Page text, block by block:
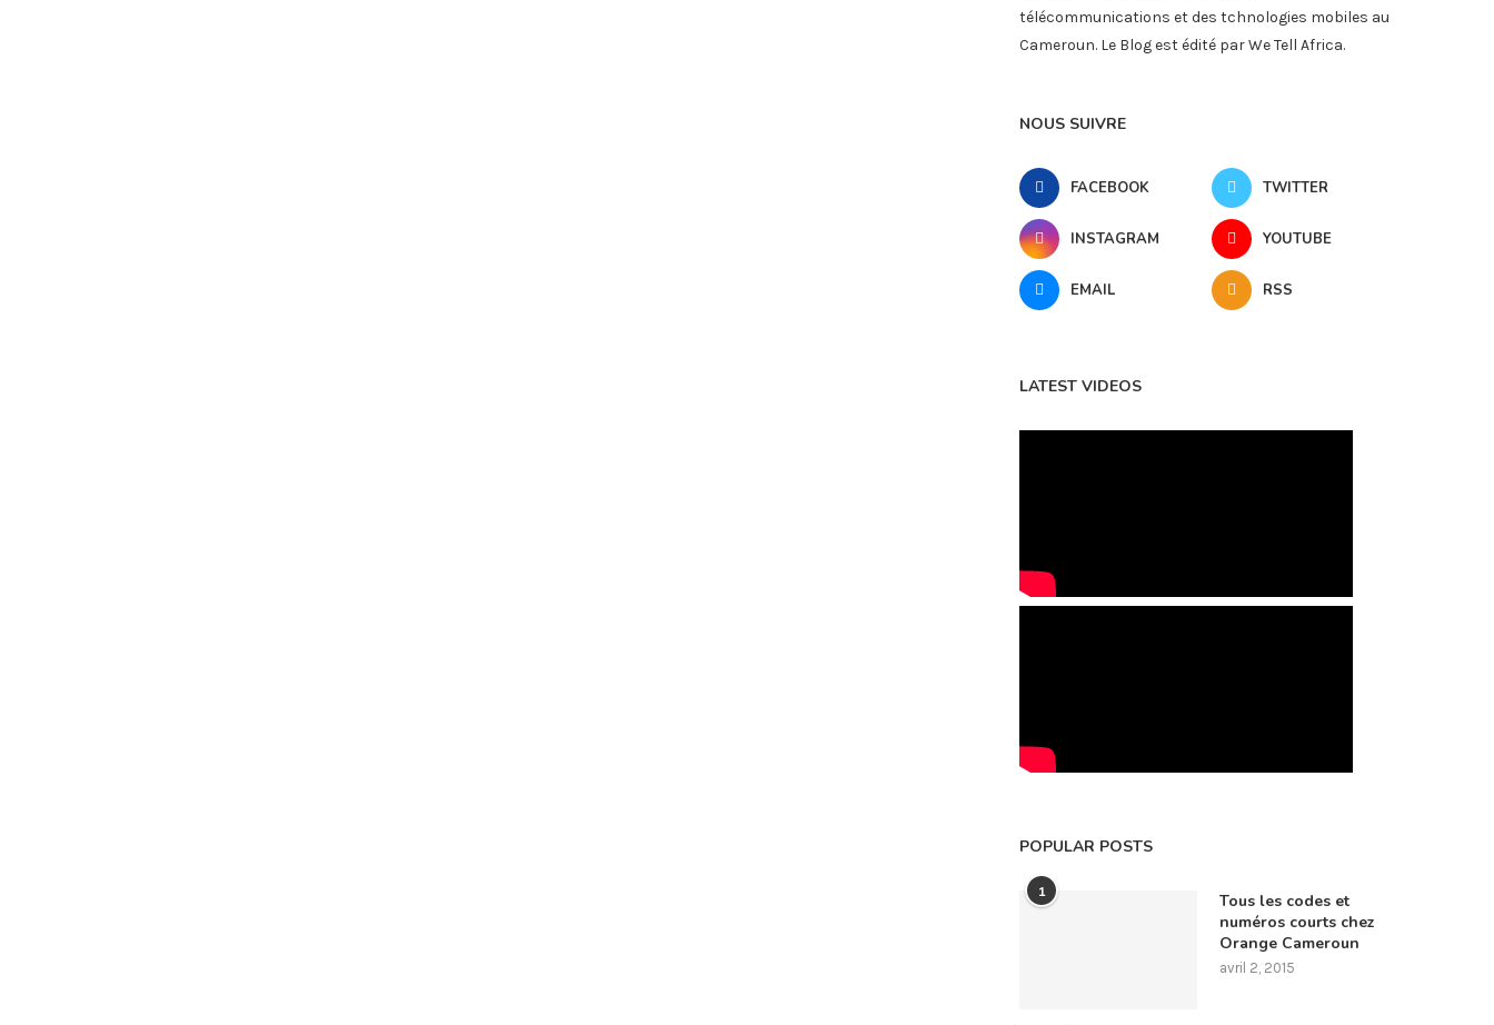
télécommunications et des tchnologies mobiles au
Cameroun. Le Blog est édité par We Tell Africa.
NOUS SUIVRE
FACEBOOK TWITTER
INSTAGRAM YOUTUBE
EMAIL RSS
LATEST VIDEOS
POPULAR POSTS
1
Tous les codes et
numéros courts chez
Orange Cameroun
avril 2, 2015